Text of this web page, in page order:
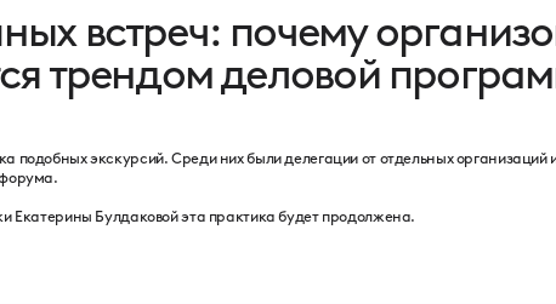
встреч: почему
трендом деловой
подобных экскурсий. Среди них были делегации от отдельных организаций
Екатерины Булдаковой эта практика будет продолжена.